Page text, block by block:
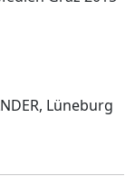
Lüneburg